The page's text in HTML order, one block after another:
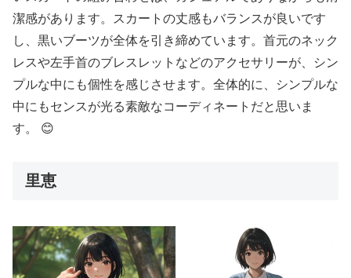
潔感があります。スカートの丈感もバランスが良いです
し、黒いブーツが全体を引き締めています。首元のネック
レスや左手首のブレスレットなどのアクセサリーが、シン
プルな中にも個性を感じさせます。全体的に、シンプルな
中にもセンスが光る素敵なコーディネートだと思いま
す。 😊
里恵